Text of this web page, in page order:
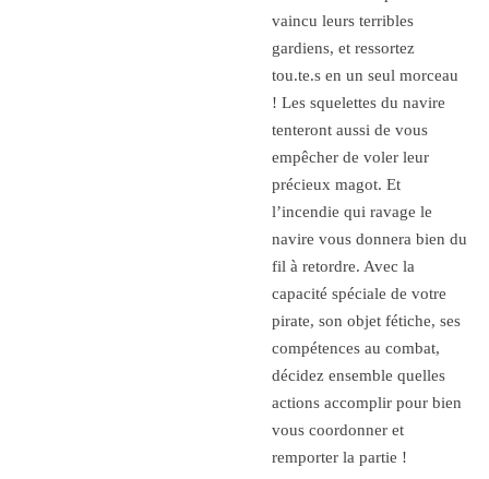
vaincu leurs terribles
gardiens, et ressortez
tou.te.s en un seul morceau
! Les squelettes du navire
tenteront aussi de vous
empêcher de voler leur
précieux magot. Et
l’incendie qui ravage le
navire vous donnera bien du
fil à retordre. Avec la
capacité spéciale de votre
pirate, son objet fétiche, ses
compétences au combat,
décidez ensemble quelles
actions accomplir pour bien
vous coordonner et
remporter la partie !